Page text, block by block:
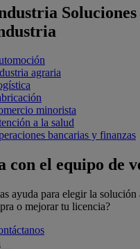
agraria
minorista
a la salud
bancarias y finanzas
con el equipo de
ayuda para elegir la solución
o mejorar tu licencia?